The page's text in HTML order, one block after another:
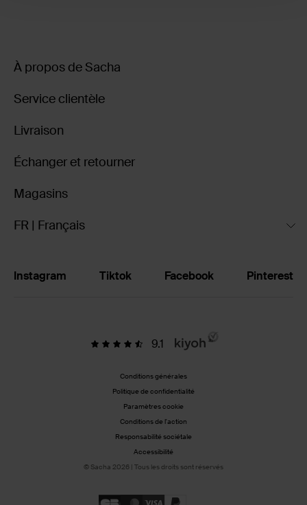
À propos de Sacha
Service clientèle
Livraison
Échanger et retourner
Magasins
FR | Français
Instagram Tiktok Facebook Pinterest
9.1
Conditions générales
Politique de confidentialité
Paramètres cookie
Conditions de l'action
Responsabilité sociétale
Accessibilité
© Sacha 2026 | Tous les droits sont réservés